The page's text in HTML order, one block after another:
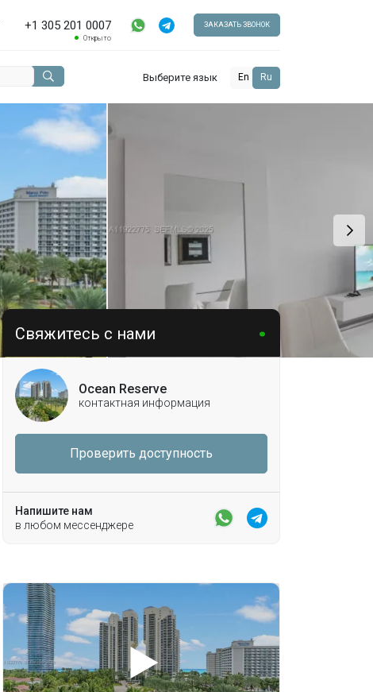
+1 305 201 0007
Открыто
ЗАКАЗАТЬ ЗВОНОК
Выберите язык En Ru
Свяжитесь с нами
Ocean Reserve
контактная информация
Проверить доступность
Напишите нам
в любом мессенджере